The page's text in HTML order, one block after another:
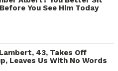
You See Him Today
43, Takes Off
Leaves Us With No Words